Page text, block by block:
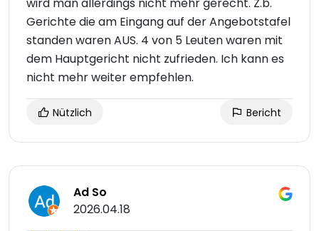
wird man allerdings nicht mehr gerecht. Z.b.
Gerichte die am Eingang auf der Angebotstafel
standen waren AUS. 4 von 5 Leuten waren mit
dem Hauptgericht nicht zufrieden. Ich kann es
nicht mehr weiter empfehlen.
Nützlich Bericht
Ad So
2026.04.18